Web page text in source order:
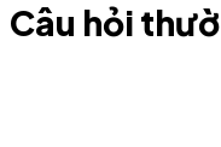
Câu hỏi